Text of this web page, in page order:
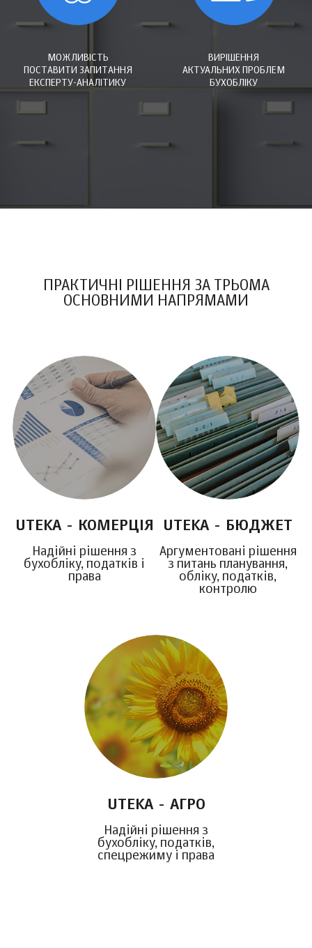
МОЖЛИВІСТЬ
ПОСТАВИТИ ЗАПИТАННЯ
ЕКСПЕРТУ-АНАЛІТИКУ
ВИРІШЕННЯ
АКТУАЛЬНИХ ПРОБЛЕМ
БУХОБЛІКУ
ПРАКТИЧНІ РІШЕННЯ ЗА ТРЬОМА
ОСНОВНИМИ НАПРЯМАМИ
UTEKA - КОМЕРЦІЯ
Надійні рішення з
бухобліку, податків і
права
UTEKA - БЮДЖЕТ
Аргументовані рішення
з питань планування,
обліку, податків,
контролю
UTEKA - АГРО
Надійні рішення з
бухобліку, податків,
спецрежиму і права